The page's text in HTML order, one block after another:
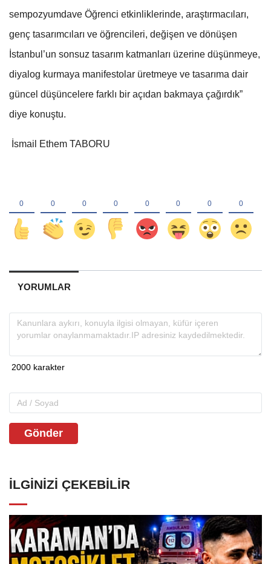
sempozyumdave Öğrenci etkinliklerinde, araştırmacıları,
genç tasarımcıları ve öğrencileri, değişen ve dönüşen
İstanbul’un sonsuz tasarım katmanları üzerine düşünmeye,
diyalog kurmaya manifestolar üretmeye ve tasarıma dair
güncel düşüncelere farklı bir açıdan bakmaya çağırdık”
diye konuştu.
İsmail Ethem TABORU
YORUMLAR
Gönder
İLGINIZI ÇEKEBILIR